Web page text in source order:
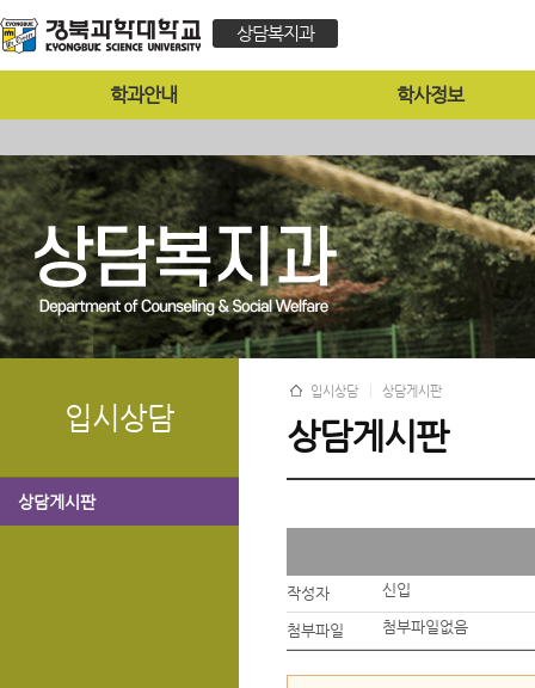
상담복지과
학과안내 학사정보
입시상담
상담게시판
입시상담 상담게시판
상담게시판
작성자 신입
첨부파일 첨부파일없음